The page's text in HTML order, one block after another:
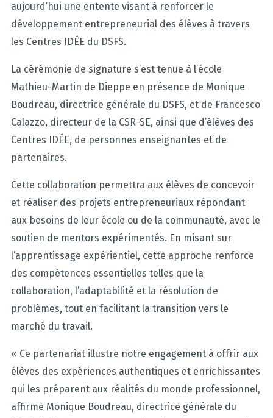
aujourd’hui une entente visant à renforcer le
développement entrepreneurial des élèves à travers
les Centres IDÉE du DSFS.
La cérémonie de signature s’est tenue à l’école
Mathieu-Martin de Dieppe en présence de Monique
Boudreau, directrice générale du DSFS, et de Francesco
Calazzo, directeur de la CSR-SE, ainsi que d’élèves des
Centres IDÉE, de personnes enseignantes et de
partenaires.
Cette collaboration permettra aux élèves de concevoir
et réaliser des projets entrepreneuriaux répondant
aux besoins de leur école ou de la communauté, avec le
soutien de mentors expérimentés. En misant sur
l’apprentissage expérientiel, cette approche renforce
des compétences essentielles telles que la
collaboration, l’adaptabilité et la résolution de
problèmes, tout en facilitant la transition vers le
marché du travail.
« Ce partenariat illustre notre engagement à offrir aux
élèves des expériences authentiques et enrichissantes
qui les préparent aux réalités du monde professionnel,
affirme Monique Boudreau, directrice générale du